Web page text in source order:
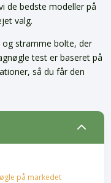
de bedste modeller på
valg.
stramme bolte, der
test er baseret på
så du får den
2
på markedet